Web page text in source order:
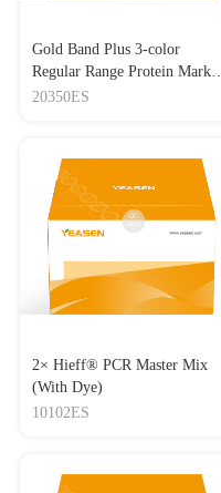
Gold Band Plus 3-color
Regular Range Protein Marker
(8-180 kDa) 三色预染蛋白质
20350ES
2× Hieff® PCR Master Mix
(With Dye)
10102ES